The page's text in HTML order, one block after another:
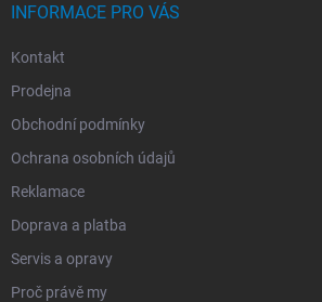
INFORMACE PRO VÁS
Kontakt
Prodejna
Obchodní podmínky
Ochrana osobních údajů
Reklamace
Doprava a platba
Servis a opravy
Proč právě my